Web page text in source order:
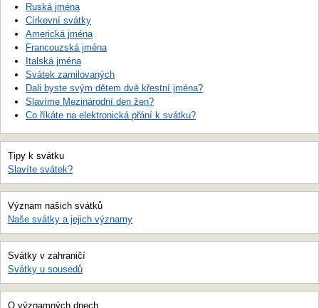
Ruská jména
Církevní svátky
Americká jména
Francouzská jména
Italská jména
Svátek zamilovaných
Dali byste svým dětem dvě křestní jména?
Slavíme Mezinárodní den žen?
Co říkáte na elektronická přání k svátku?
Tipy k svátku
Slavíte svátek?
Význam našich svátků
Naše svátky a jejich významy
Svátky v zahraničí
Svátky u sousedů
O významných dnech